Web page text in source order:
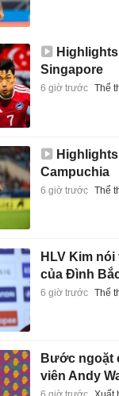
Singapore
6 giờ trước Thể
Campuchia
6 giờ trước Thể
HLV Kim
của Đình
6 giờ trước Thể
Bước ngoặt
viên Andy